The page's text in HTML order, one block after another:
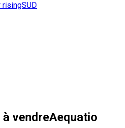
risingSUD
vendreAequatio